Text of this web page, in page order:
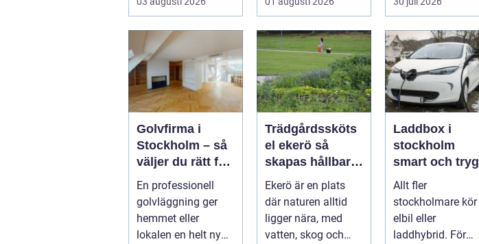
renovering. Det tar...
ekonomiskt ...
Golvfirma i
Stockholm – så
väljer du rätt för
ett hållbart golv
En professionell
golvläggning ger
hemmet eller
lokalen en helt ny
Trädgårdssköts
el ekerö så
skapas hållbara
och vackra
utemiljöer året
runt
Ekerö är en plats
där naturen alltid
ligger nära, med
vatten, skog och
Laddbox i
stockholm
smart och
laddning
och på jobbet
Allt fler
stockholmare kör
elbil eller
laddhybrid. För